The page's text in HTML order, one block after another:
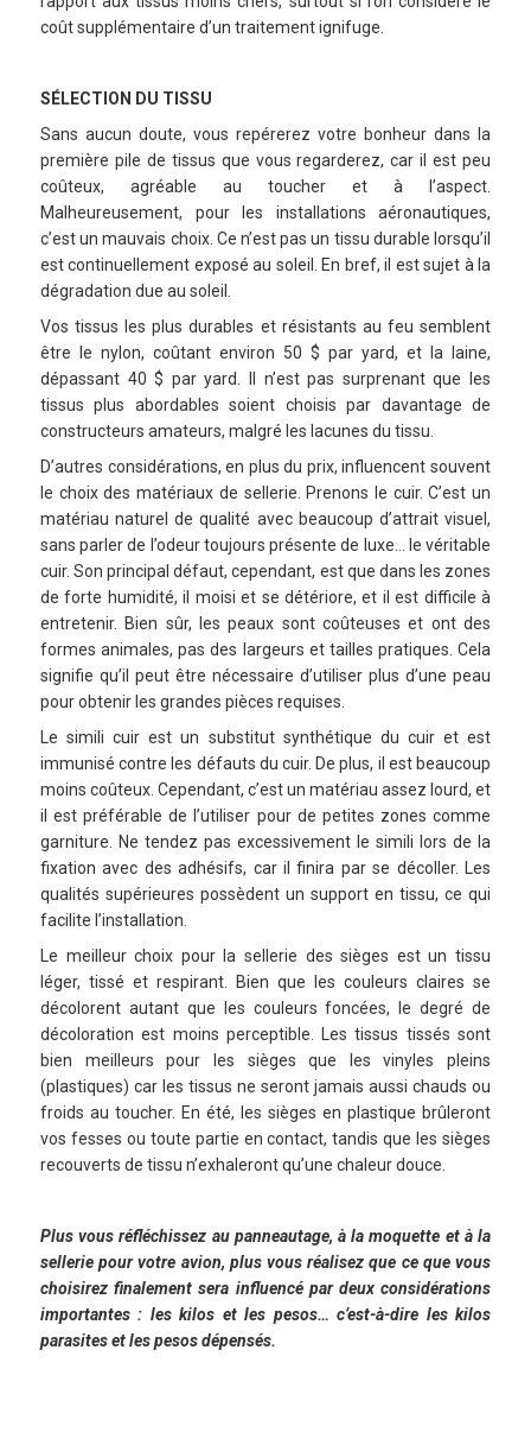
coût supplémentaire d’un traitement ignifuge.
SÉLECTION DU TISSU
Sans aucun doute, vous repérerez votre bonheur dans la
première pile de tissus que vous regarderez, car il est peu
coûteux, agréable au toucher et à l’aspect.
Malheureusement, pour les installations aéronautiques,
c’est un mauvais choix. Ce n’est pas un tissu durable lorsqu’il
est continuellement exposé au soleil. En bref, il est sujet à la
dégradation due au soleil.
Vos tissus les plus durables et résistants au feu semblent
être le nylon, coûtant environ 50 $ par yard, et la laine,
dépassant 40 $ par yard. Il n’est pas surprenant que les
tissus plus abordables soient choisis par davantage de
constructeurs amateurs, malgré les lacunes du tissu.
D’autres considérations, en plus du prix, influencent souvent
le choix des matériaux de sellerie. Prenons le cuir. C’est un
matériau naturel de qualité avec beaucoup d’attrait visuel,
sans parler de l’odeur toujours présente de luxe… le véritable
cuir. Son principal défaut, cependant, est que dans les zones
de forte humidité, il moisi et se détériore, et il est difficile à
entretenir. Bien sûr, les peaux sont coûteuses et ont des
formes animales, pas des largeurs et tailles pratiques. Cela
signifie qu’il peut être nécessaire d’utiliser plus d’une peau
pour obtenir les grandes pièces requises.
Le simili cuir est un substitut synthétique du cuir et est
immunisé contre les défauts du cuir. De plus, il est beaucoup
moins coûteux. Cependant, c’est un matériau assez lourd, et
il est préférable de l’utiliser pour de petites zones comme
garniture. Ne tendez pas excessivement le simili lors de la
fixation avec des adhésifs, car il finira par se décoller. Les
qualités supérieures possèdent un support en tissu, ce qui
facilite l’installation.
Le meilleur choix pour la sellerie des sièges est un tissu
léger, tissé et respirant. Bien que les couleurs claires se
décolorent autant que les couleurs foncées, le degré de
décoloration est moins perceptible. Les tissus tissés sont
bien meilleurs pour les sièges que les vinyles pleins
(plastiques) car les tissus ne seront jamais aussi chauds ou
froids au toucher. En été, les sièges en plastique brûleront
vos fesses ou toute partie en contact, tandis que les sièges
recouverts de tissu n’exhaleront qu’une chaleur douce.
Plus vous réfléchissez au panneautage, à la moquette et à la
sellerie pour votre avion, plus vous réalisez que ce que vous
choisirez finalement sera influencé par deux considérations
importantes : les kilos et les pesos… c’est-à-dire les kilos
parasites et les pesos dépensés.